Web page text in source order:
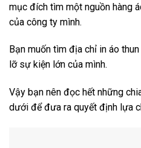
mục đích tìm một nguồn hàng
của công ty mình.
Bạn muốn tìm địa chỉ in áo
lỡ sự kiện lớn của mình.
Vậy bạn nên đọc hết những
dưới để đưa ra quyết định lựa